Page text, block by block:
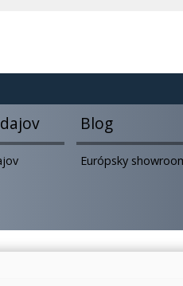
Blog
Európsky